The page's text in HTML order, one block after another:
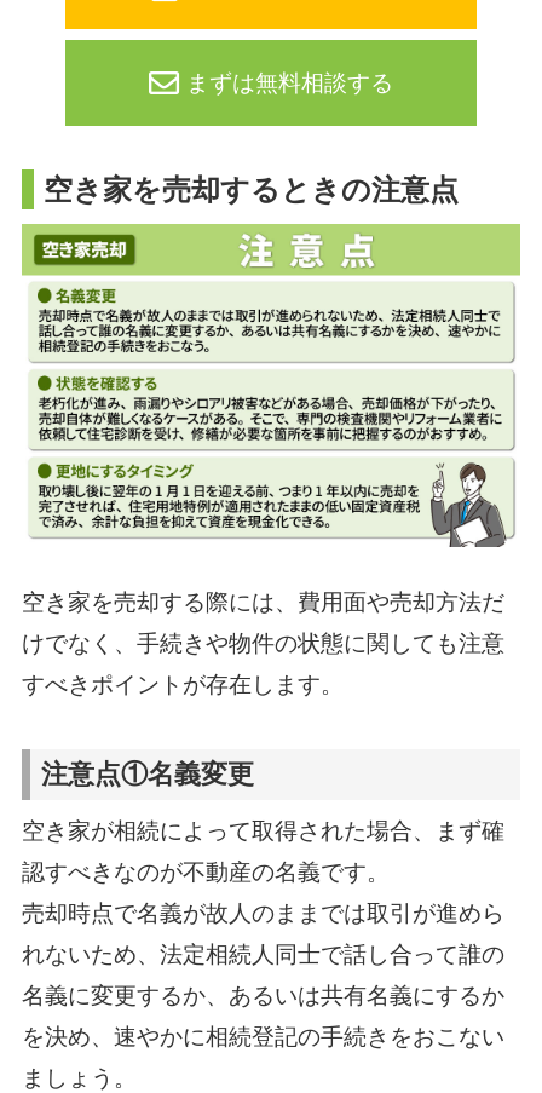
まずは無料相談する
空き家を売却するときの注意点
空き家を売却する際には、費用面や売却方法だ
けでなく、手続きや物件の状態に関しても注意
すべきポイントが存在します。
注意点①名義変更
空き家が相続によって取得された場合、まず確
認すべきなのが不動産の名義です。
売却時点で名義が故人のままでは取引が進めら
れないため、法定相続人同士で話し合って誰の
名義に変更するか、あるいは共有名義にするか
を決め、速やかに相続登記の手続きをおこない
ましょう。